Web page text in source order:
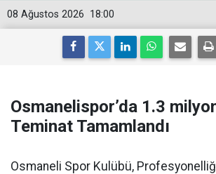
18:00
08 Ağustos 2026
Osmanelispor’da 1.3
Teminat Tamamlandı
Osmaneli Spor Kulübü,